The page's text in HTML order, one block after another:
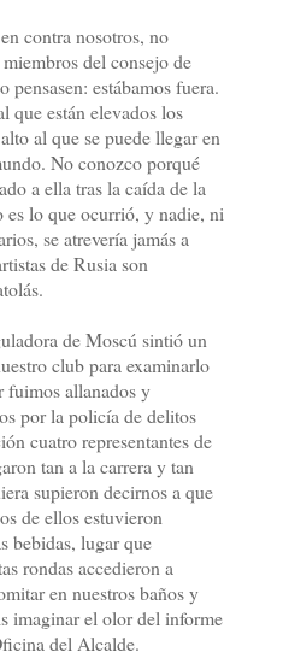
contra nosotros, no
del consejo de
estábamos fuera.
que están elevados los
al que se puede llegar en
No conozco porqué
a ella tras la caída de la
es lo que ocurrió, y nadie, ni
se atrevería jamás a
de Rusia son
de Moscú sintió un
club para examinarlo
fuimos allanados y
por la policía de delitos
cuatro representantes de
tan a la carrera y tan
supieron decirnos a que
de ellos estuvieron
bebidas, lugar que
rondas accedieron a
en nuestros baños y
imaginar el olor del informe
del Alcalde.